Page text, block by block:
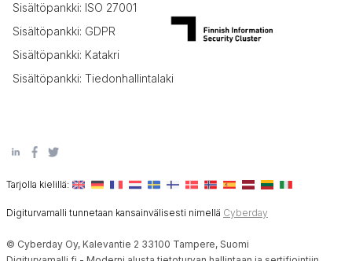
Sisältöpankki: ISO 27001
Sisältöpankki: GDPR
Sisältöpankki: Katakri
Sisältöpankki: Tiedonhallintalaki
Tarjolla kielillä:
Digiturvamalli tunnetaan kansainvälisesti nimellä Cyberday
© Cyberday Oy, Kalevantie 2 33100 Tampere, Suomi